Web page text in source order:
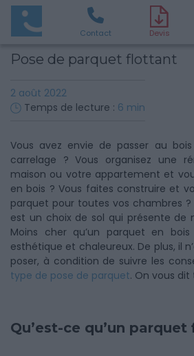
Contact Devis
Pose de parquet flottant
2 août 2022
Temps de lecture : 6 min
Vous avez envie de passer au
carrelage ? Vous organisez une
maison ou votre appartement et
en bois ? Vous faites construire et
parquet pour toutes vos chambres ?
est un choix de sol qui présente de
Moins cher qu’un parquet en
esthétique et chaleureux. De plus, il
poser, à condition de suivre les
type de pose de parquet. On vous dit
Qu’est-ce qu’un